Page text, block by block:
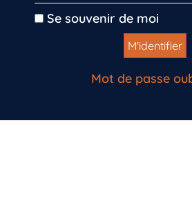
Se souvenir de moi
Mot de passe